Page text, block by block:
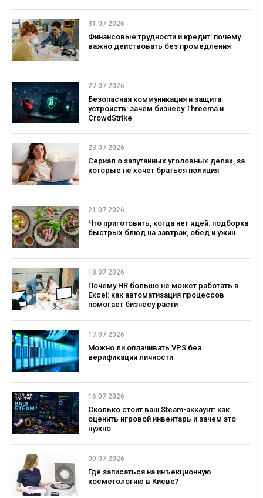
31.07.2026
Финансовые трудности и кредит: почему
важно действовать без промедления
27.07.2026
Безопасная коммуникация и защита
устройств: зачем бизнесу Threema и
CrowdStrike
23.07.2026
Сериал о запутанных уголовных делах, за
которые не хочет браться полиция
21.07.2026
Что приготовить, когда нет идей: подборка
быстрых блюд на завтрак, обед и ужин
18.07.2026
Почему HR больше не может работать в
Excel: как автоматизация процессов
помогает бизнесу расти
17.07.2026
Можно ли оплачивать VPS без
верификации личности
16.07.2026
Сколько стоит ваш Steam-аккаунт: как
оценить игровой инвентарь и зачем это
нужно
09.07.2026
Где записаться на инъекционную
косметологию в Киеве?